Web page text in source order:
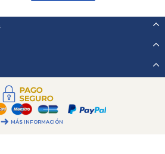
MÁS INFORMACIÓN